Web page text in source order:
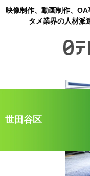
映像制作、動画制作、
タメ業界の人材派
世田谷区